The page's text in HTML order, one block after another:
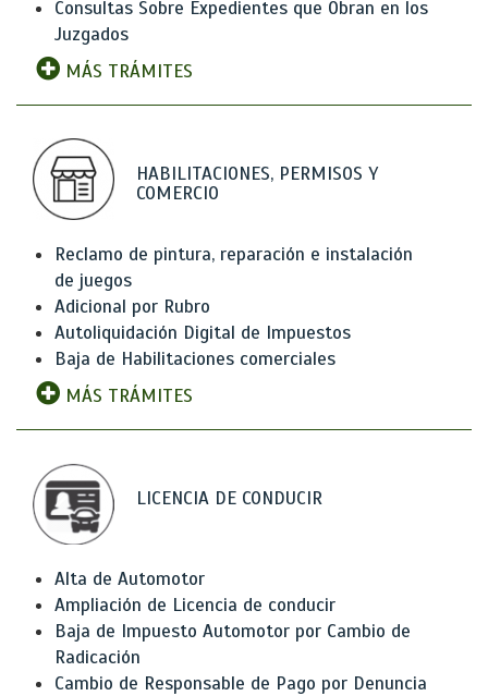
Consultas Sobre Expedientes que Obran en los
Juzgados
MÁS TRÁMITES
HABILITACIONES, PERMISOS Y
COMERCIO
Reclamo de pintura, reparación e instalación
de juegos
Adicional por Rubro
Autoliquidación Digital de Impuestos
Baja de Habilitaciones comerciales
MÁS TRÁMITES
LICENCIA DE CONDUCIR
Alta de Automotor
Ampliación de Licencia de conducir
Baja de Impuesto Automotor por Cambio de
Radicación
Cambio de Responsable de Pago por Denuncia